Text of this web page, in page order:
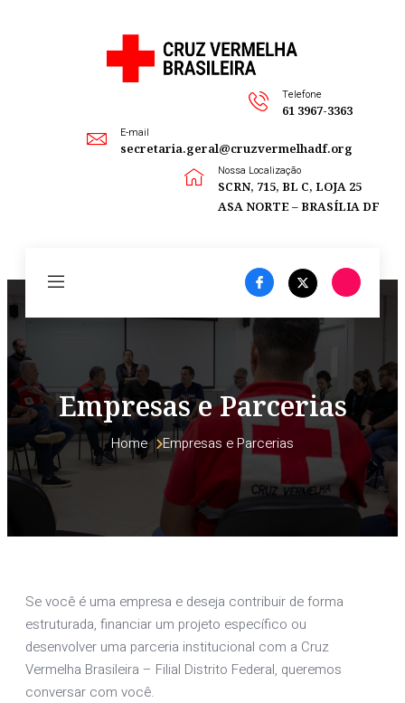
Telefone
61 3967-3363
E-mail
secretaria.geral@cruzvermelhadf.org
Nossa Localização
SCRN, 715, BL C, LOJA 25
ASA NORTE – BRASÍLIA DF
Empresas e Parcerias
Home Empresas e Parcerias
Se você é uma empresa e deseja contribuir de forma
estruturada, financiar um projeto específico ou
desenvolver uma parceria institucional com a Cruz
Vermelha Brasileira – Filial Distrito Federal, queremos
conversar com você.